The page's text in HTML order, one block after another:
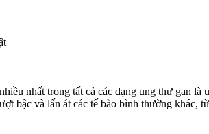
nhất trong tất cả các dạng ung thư gan
bậc và lấn át các tế bào bình thường